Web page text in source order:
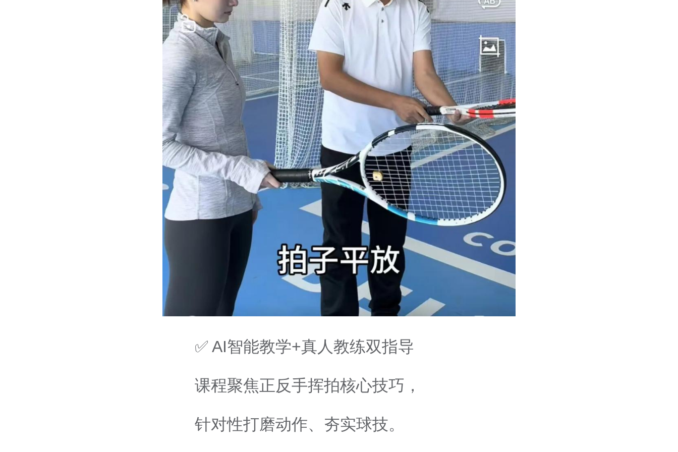
✅ AI智能教学+真人教练双指导
课程聚焦正反手挥拍核心技巧，
针对性打磨动作、夯实球技。